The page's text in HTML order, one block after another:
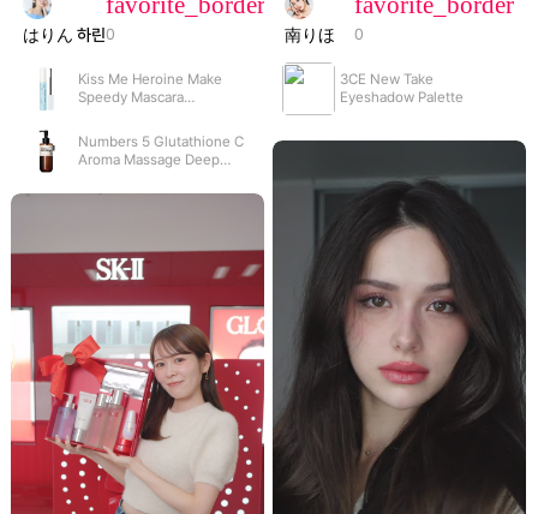
はりん 하린0
Kiss Me Heroine Make
Speedy Mascara
Numbers 5 Glutathione C
Aroma Massage Deep
南りほ 0
3CE New Take
Eyeshadow Palette
NaN:NaN